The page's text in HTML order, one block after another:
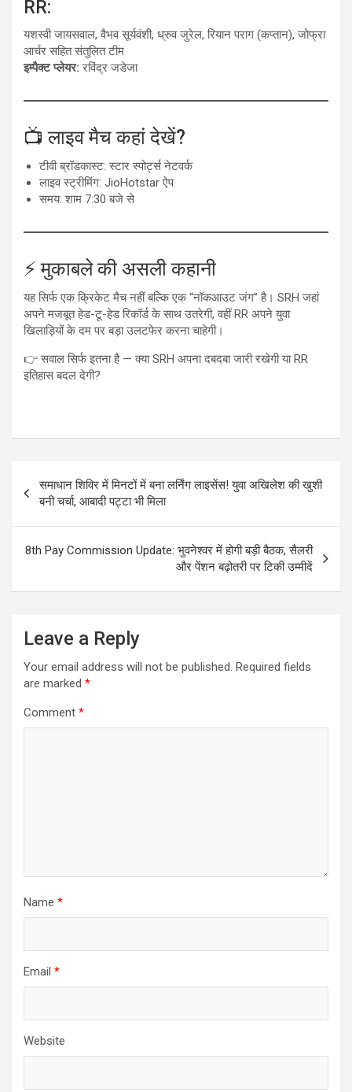
RR:
यशस्वी जायसवाल, वैभव सूर्यवंशी, ध्रुव जुरेल, रियान पराग (कप्तान), जोफ्रा
आर्चर सहित संतुलित टीम
इम्पैक्ट प्लेयर: रविंद्र जडेजा
📺 लाइव मैच कहां देखें?
टीवी ब्रॉडकास्ट: स्टार स्पोर्ट्स नेटवर्क
लाइव स्ट्रीमिंग: JioHotstar ऐप
समय: शाम 7:30 बजे से
⚡ मुकाबले की असली कहानी
यह सिर्फ एक क्रिकेट मैच नहीं बल्कि एक “नॉकआउट जंग” है। SRH जहां
अपने मजबूत हेड-टू-हेड रिकॉर्ड के साथ उतरेगी, वहीं RR अपने युवा
खिलाड़ियों के दम पर बड़ा उलटफेर करना चाहेगी।
👉 सवाल सिर्फ इतना है — क्या SRH अपना दबदबा जारी रखेगी या RR
इतिहास बदल देगी?
navigation
समाधान शिविर में मिनटों में बना लर्निंग लाइसेंस! युवा अखिलेश की खुशी
बनी चर्चा, आबादी पट्टा भी मिला
8th Pay Commission Update: भुवनेश्वर में होगी बड़ी बैठक, सैलरी
और पेंशन बढ़ोतरी पर टिकी उम्मीदें
Leave a Reply
Your email address will not be published. Required fields
are marked *
Comment *
Name *
Email *
Website